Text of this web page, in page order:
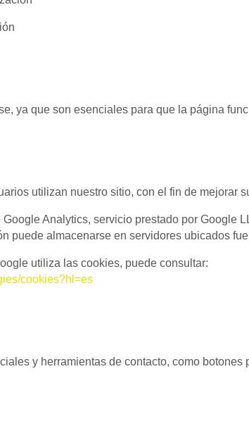
ya que son esenciales para que la página
utilizan nuestro sitio, con el fin de mejorar
Analytics, servicio prestado por Google
puede almacenarse en servidores ubicados
utiliza las cookies, puede consultar:
cookies?hl=es
y herramientas de contacto, como